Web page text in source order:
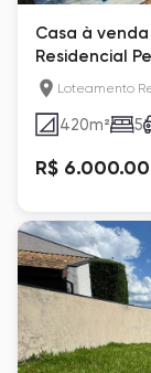
Casa à
Residencial
420 m²Loteamento
420m² 5
R$